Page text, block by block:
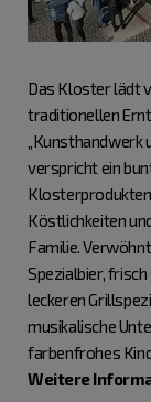
Das Kloster lädt
traditionellen
„Kunsthandwerk
verspricht ein
Köstlichkeiten
Familie.
Spezialbier,
leckeren
musikalische
farbenfrohes
Weitere